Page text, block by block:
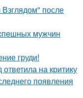
после
мужчин
груди!
на критику
появления